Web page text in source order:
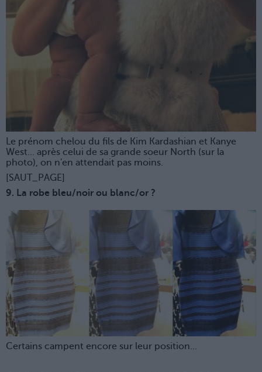
Le prénom chelou du fils de Kim Kardashian et Kanye
West… après celui de sa grande soeur North (sur la
photo), on n'en attendait pas moins.
[SAUT_PAGE]
9. La robe bleu/noir ou blanc/or ?
Certains campent encore sur leur position...